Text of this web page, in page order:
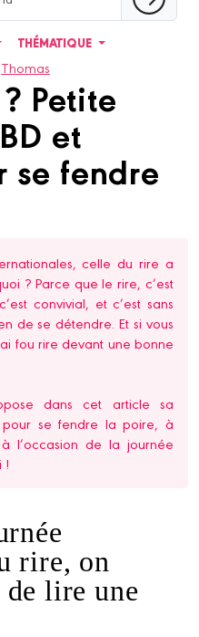
THÉMATIQUE
Thomas
Petite
et
se fendre
celle du rire a
? Parce que le rire, c’est
convivial, et c’est sans
de se détendre. Et si vous
fou rire devant une bonne
dans cet article sa
se fendre la poire, à
l’occasion de la journée
!
rire, on
lire une